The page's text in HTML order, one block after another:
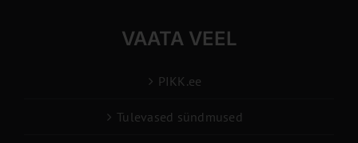
VAATA VEEL
PIKK.ee
Tulevased sündmused